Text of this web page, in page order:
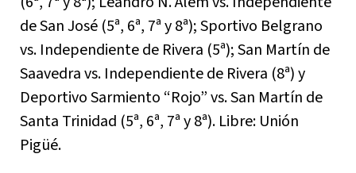
de San José (5ª, 6ª, 7ª y 8ª); Sportivo Belgrano
vs. Independiente de Rivera (5ª); San Martín de
Saavedra vs. Independiente de Rivera (8ª) y
Deportivo Sarmiento “Rojo” vs. San Martín de
Santa Trinidad (5ª, 6ª, 7ª y 8ª). Libre: Unión
Pigüé.